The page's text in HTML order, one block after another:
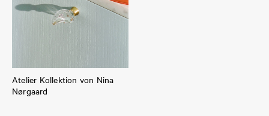
Atelier Kollektion von Nina
Nørgaard